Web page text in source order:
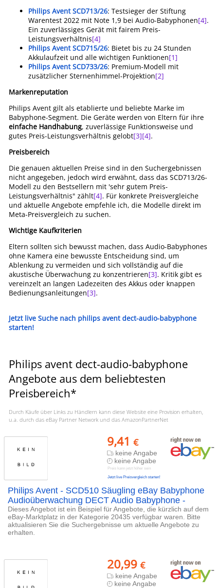
Philips Avent SCD713/26: Testsieger der Stiftung
Warentest 2022 mit Note 1,9 bei Audio-Babyphonen[4].
Ein zuverlässiges Gerät mit fairem Preis-
Leistungsverhältnis[4]
Philips Avent SCD715/26: Bietet bis zu 24 Stunden
Akkulaufzeit und alle wichtigen Funktionen[1]
Philips Avent SCD733/26: Premium-Modell mit
zusätzlicher Sternenhimmel-Projektion[2]
Markenreputation
Philips Avent gilt als etablierte und beliebte Marke im
Babyphone-Segment. Die Geräte werden von Eltern für ihre
einfache Handhabung, zuverlässige Funktionsweise und
gutes Preis-Leistungsverhältnis gelobt[3][4].
Preisbereich
Die genauen aktuellen Preise sind in den Suchergebnissen
nicht angegeben, jedoch wird erwähnt, dass das SCD713/26-
Modell zu den Bestsellern mit 'sehr gutem Preis-
Leistungsverhältnis" zählt[4]. Für konkrete Preisvergleiche
und aktuelle Angebote empfehle ich, die Modelle direkt im
Meta-Preisvergleich zu suchen.
Wichtige Kaufkriterien
Eltern sollten sich bewusst machen, dass Audio-Babyphones
ohne Kamera eine bewusste Entscheidung sind, um
Ablenkung zu vermeiden und sich vollständig auf die
akustische Überwachung zu konzentrieren[3]. Kritik gibt es
vereinzelt an langen Ladezeiten des Akkus oder knappen
Bedienungsanleitungen[3].
Jetzt live Suche nach philips avent dect-audio-babyphone
starten!
Philips avent dect-audio-babyphone
Angebote aus dem beliebtesten
Preisbereich*
Durch Käufe über Links zu Händlern kann diese Website eine Provision erhalten,
u.a. durch das eBay Partner Network und das AmazonPartnerNet
9,41 €
keine Angabe
keine Angabe
Preis kann jetzt höher sein
Jetzt live Preisvergleich starten!
Philips Avent - SCD510 Säugling eBay Babyphone
Audioüberwachung DECT Audio Babyphone -
Dieses Angebot ist ein Beispiel für Angebote, die kürzlich auf dem
eBay-Marktplatz in der Kategorie 20435 verfügbar waren. Bitte
aktualisieren Sie die Suchergebnisse um aktuelle Angebote zu
erhalten.
20,99 €
keine Angabe
keine Angabe